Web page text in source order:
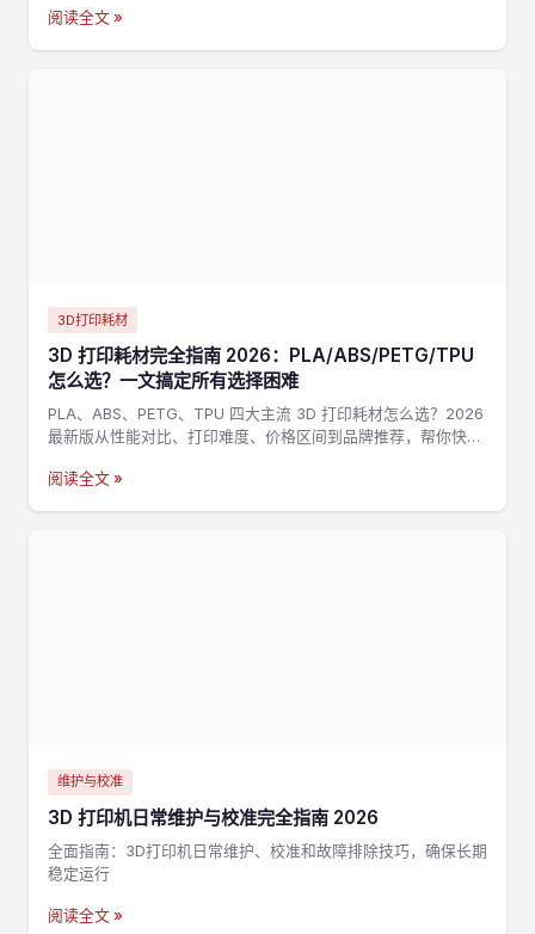
阅读全文 »
3D打印耗材
3D 打印耗材完全指南 2026：PLA/ABS/PETG/TPU
怎么选？一文搞定所有选择困难
PLA、ABS、PETG、TPU 四大主流 3D 打印耗材怎么选？2026
最新版从性能对比、打印难度、价格区间到品牌推荐，帮你快速
阅读全文 »
维护与校准
3D 打印机日常维护与校准完全指南 2026
全面指南：3D打印机日常维护、校准和故障排除技巧，确保长期
稳定运行
阅读全文 »